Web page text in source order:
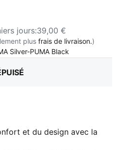
jours:39,00 €
plus frais de livraison.)
Silver-PUMA Black
et du design avec la
de running Softride